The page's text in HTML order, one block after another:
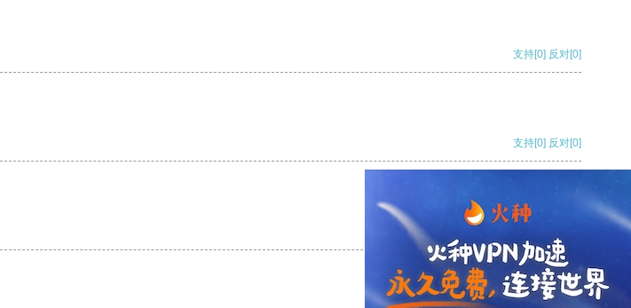
支持[0] 反对[0]
支持[0] 反对[0]